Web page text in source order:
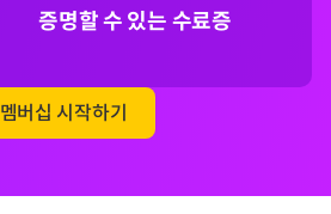
증명할 수 있는 수료증
멤버십 시작하기